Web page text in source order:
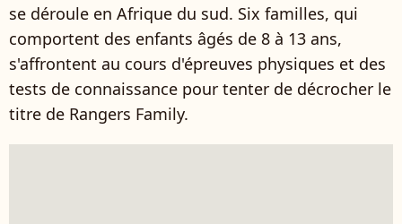
se déroule en Afrique du sud. Six familles, qui
comportent des enfants âgés de 8 à 13 ans,
s'affrontent au cours d'épreuves physiques et des
tests de connaissance pour tenter de décrocher le
titre de Rangers Family.